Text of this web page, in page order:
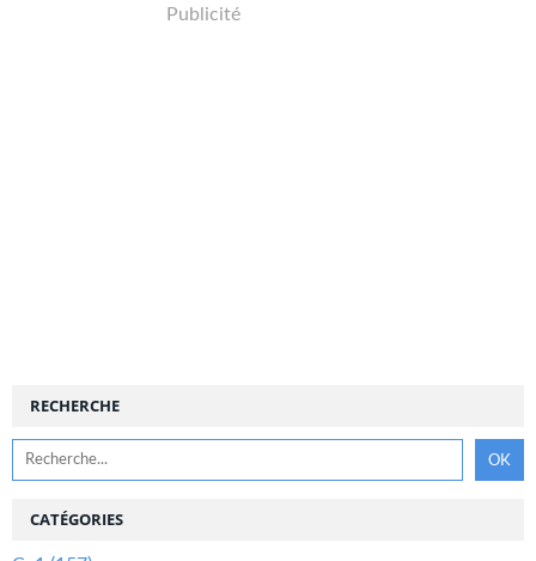
Publicité
RECHERCHE
CATÉGORIES